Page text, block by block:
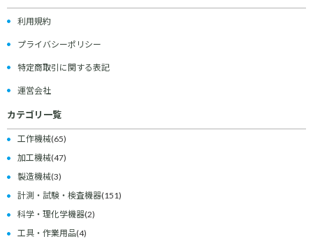
利用規約
プライバシーポリシー
特定商取引に関する表記
運営会社
カテゴリ一覧
工作機械(65)
加工機械(47)
製造機械(3)
計測・試験・検査機器(151)
科学・理化学機器(2)
工具・作業用品(4)